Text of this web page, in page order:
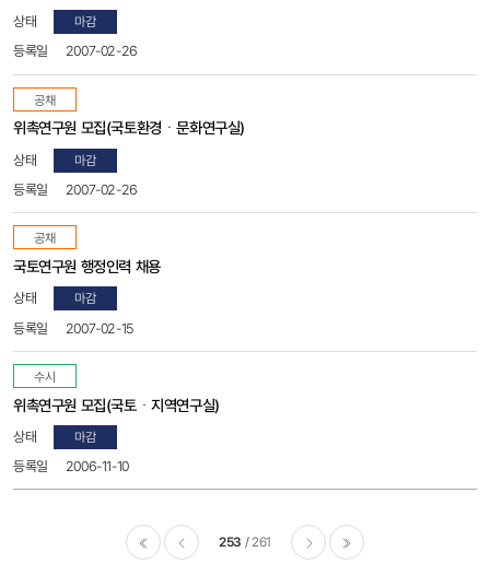
마감
2007-02-26
공채
위촉연구원 모집(국토환경ㆍ문화연구실)
마감
2007-02-26
공채
국토연구원 행정인력 채용
마감
2007-02-15
수시
위촉연구원 모집(국토ㆍ지역연구실)
마감
2006-11-10
253 261